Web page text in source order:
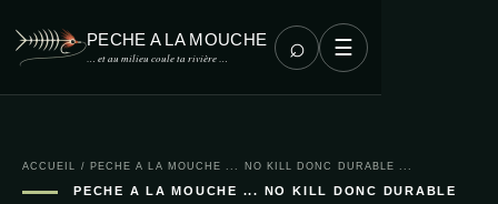
PECHE A LA MOUCHE
… et au milieu coule ta rivière … ⌕ ☰
ACCUEIL / PECHE A LA MOUCHE ... NO KILL DONC DURABLE ...
PECHE A LA MOUCHE ... NO KILL DONC DURABLE